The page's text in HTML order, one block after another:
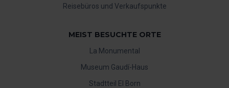
Reisebüros und Verkaufspunkte
MEIST BESUCHTE ORTE
La Monumental
Museum Gaudí-Haus
Stadtteil El Born